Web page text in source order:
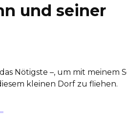
und seiner
Nötigste –, um mit meinem
kleinen Dorf zu fliehen.